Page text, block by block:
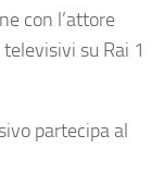
con l’attore
su Rai 1
partecipa al